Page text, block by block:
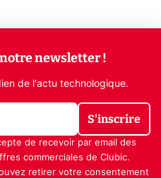
newsletter !
de l'actu technologique.
S'inscrire
de recevoir par email des
commerciales de Clubic.
retirer votre consentement